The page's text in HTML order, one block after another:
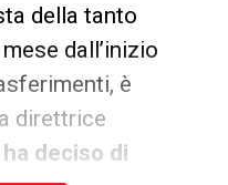
della tanto
dall’inizio
è
direttrice
deciso di